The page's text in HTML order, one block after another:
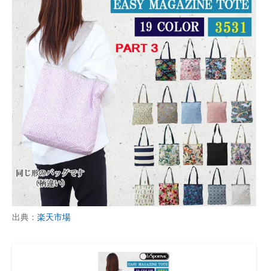
出典： 楽天市場